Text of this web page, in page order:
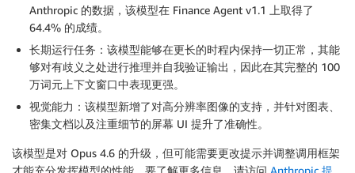
Anthropic 的数据，该模型在 Finance Agent v1.1 上取得了
64.4% 的成绩。
长期运行任务 ：该模型能够在更长的时程内保持一切正常，其能
够对有歧义之处进行推理并自我验证输出，因此在其完整的 100
万词元上下文窗口中表现更强。
视觉能力 ：该模型新增了对高分辨率图像的支持，并针对图表、
密集文档以及注重细节的屏幕 UI 提升了准确性。
该模型是对 Opus 4.6 的升级，但可能需要更改提示并调整调用框架
才能充分发挥模型的性能。要了解更多信息，请访问 Anthropic 提